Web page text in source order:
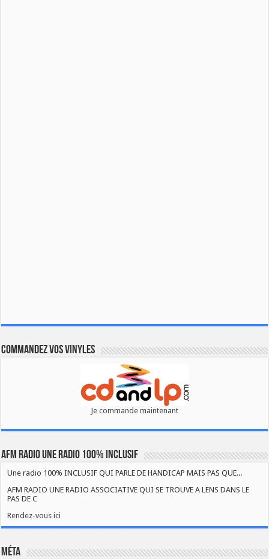
Commandez vos vinyles
Je commande maintenant
AFM RADIO UNE RADIO 100% INCLUSIF
Une radio 100% INCLUSIF QUI PARLE DE HANDICAP MAIS PAS QUE...
AFM RADIO UNE RADIO ASSOCIATIVE QUI SE TROUVE A LENS DANS LE
PAS DE C
Rendez-vous ici
Méta